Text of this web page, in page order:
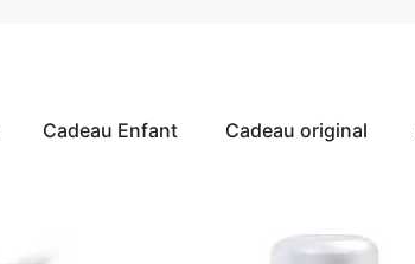
Cadeau Enfant Cadeau original